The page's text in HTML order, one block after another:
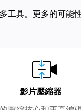
工具。更多的可能性
影片壓縮器